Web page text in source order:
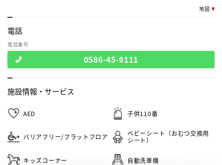
地図
電話
電話番号
0586-45-9111
施設情報・ サービス
AED 子供110番
バリアフリー/フラットフロア
ベビーシート（おむつ交換用
シート）
キッズコーナー 自動洗車機